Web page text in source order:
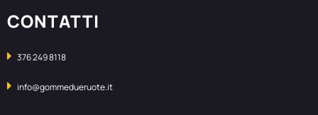
CONTATTI
376 249 8118
info@gommedueruote.it